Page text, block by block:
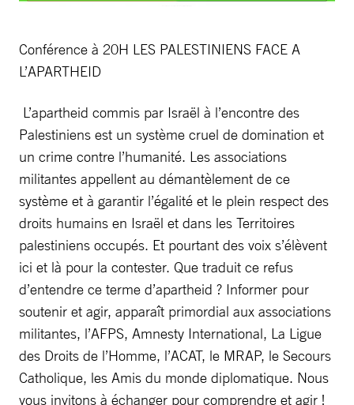
Conférence à 20H LES PALESTINIENS FACE A
L’APARTHEID
L’apartheid commis par Israël à l’encontre des
Palestiniens est un système cruel de domination et
un crime contre l’humanité. Les associations
militantes appellent au démantèlement de ce
système et à garantir l’égalité et le plein respect des
droits humains en Israël et dans les Territoires
palestiniens occupés. Et pourtant des voix s’élèvent
ici et là pour la contester. Que traduit ce refus
d’entendre ce terme d’apartheid ? Informer pour
soutenir et agir, apparaît primordial aux associations
militantes, l’AFPS, Amnesty International, La Ligue
des Droits de l’Homme, l’ACAT, le MRAP, le Secours
Catholique, les Amis du monde diplomatique. Nous
vous invitons à échanger pour comprendre et agir !